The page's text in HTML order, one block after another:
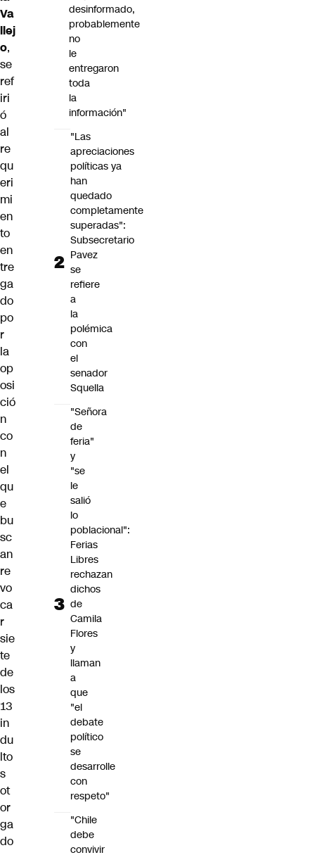
Va
llej
o,
se
ref
iri
ó
al
re
qu
eri
mi
en
to
en
tre
ga
do
po
r
la
op
osi
ció
n
co
n
el
qu
e
bu
sc
an
re
vo
ca
r
sie
te
de
los
13
in
du
lto
s
ot
or
ga
do
desinformado,
probablemente
no
le
entregaron
toda
la
información"
"Las
apreciaciones
políticas ya
han
quedado
completamente
superadas":
Subsecretario
Pavez
se
refiere
a
la
polémica
con
el
senador
Squella
"Señora
de
feria"
y
"se
le
salió
lo
poblacional":
Ferias
Libres
rechazan
dichos
de
Camila
Flores
y
llaman
a
que
"el
debate
político
se
desarrolle
con
respeto"
"Chile
debe
convivir